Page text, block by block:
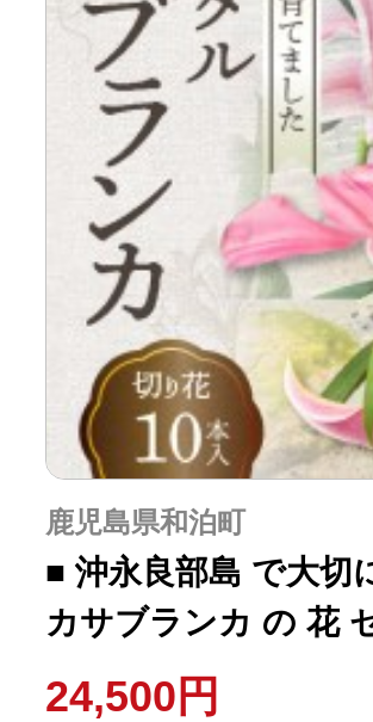
鹿児島県和泊町
■ 沖永良部島 で大切
カサブランカ の 花
24,500円